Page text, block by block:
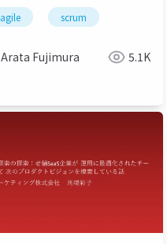
agile scrum
Arata Fujimura 5.1K